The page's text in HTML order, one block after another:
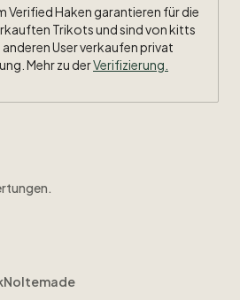
Verified Haken garantieren für die
Trikots und sind von kitts
User verkaufen privat
Mehr zu derVerifizierung.